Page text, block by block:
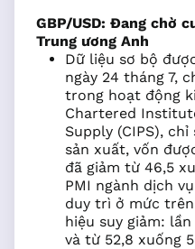
GBP/USD: Đang chờ
Trung ương Anh
Dữ liệu sơ bộ
ngày 24 tháng 7,
trong hoạt động
Chartered
Supply (CIPS),
sản xuất, vốn
đã giảm từ 46,5
PMI ngành dịch
duy trì ở mức
hiệu suy giảm:
và từ 52,8 xuống